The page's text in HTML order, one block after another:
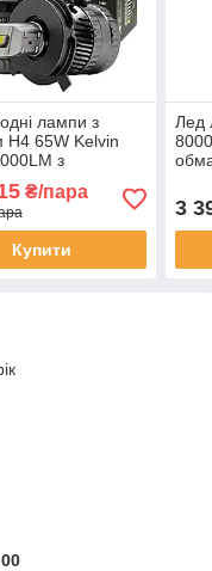
лампи з
H4 65W Kelvin
з
₴/пара
Купити
Лед
3